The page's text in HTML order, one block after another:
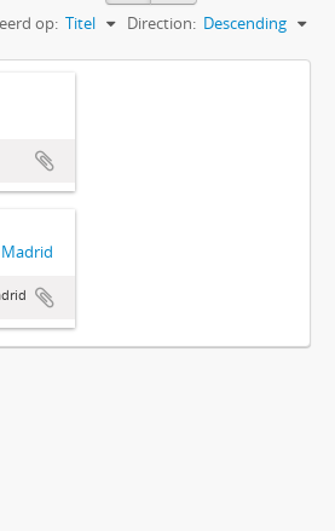
op: Titel Direction: Descending